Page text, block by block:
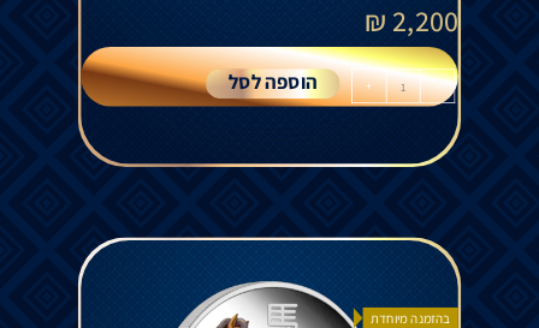
2,200
₪
-
+ הוספה לסל
בהזמנה מיוחדת